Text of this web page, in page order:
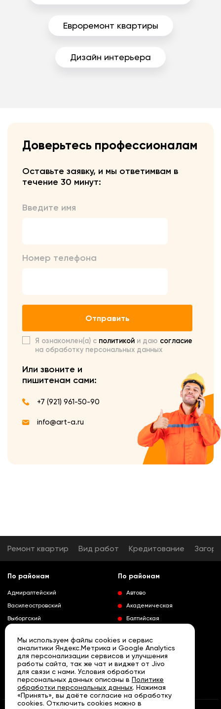
Евроремонт квартиры
Дизайн интерьера
Доверьтесь профессионалам
Оставьте заявку, и мы ответимвам в
течение 30 минут:
Введите имя
Номер телефона
Отправить
Я ознакомлен(а) с политикой и даю согласие
на обработку персональных данных
Или звоните и
пишитенам сами:
+7 (921) 961-50-90
info@art-a.ru
Ремонт квартир Вид работ Кредитование
По районам
Адмиралтейский
Василеостровский
Выборгский
Колпинский
Красногвардейский
Краносельский
Кронштадтский
Курортный
Развернуть
По районам
Автово
Академическая
Балтийская
Выборгская
Гражданский проспект
Девяткино
Кировский завод
Ленинский проспект
Мы используем файлы cookies и сервис
аналитики Яндекс.Метрика и Google Analytics
для персонализации сервисов и улучшения
работы сайта, так же чат и виджет от Jivo
для связи с нами. Условия обработки
персональных данных описаны в Политике
обработки персональных данных. Нажимая
«Принять», вы даёте согласие на обработку
cookies. Отключить cookies можно в